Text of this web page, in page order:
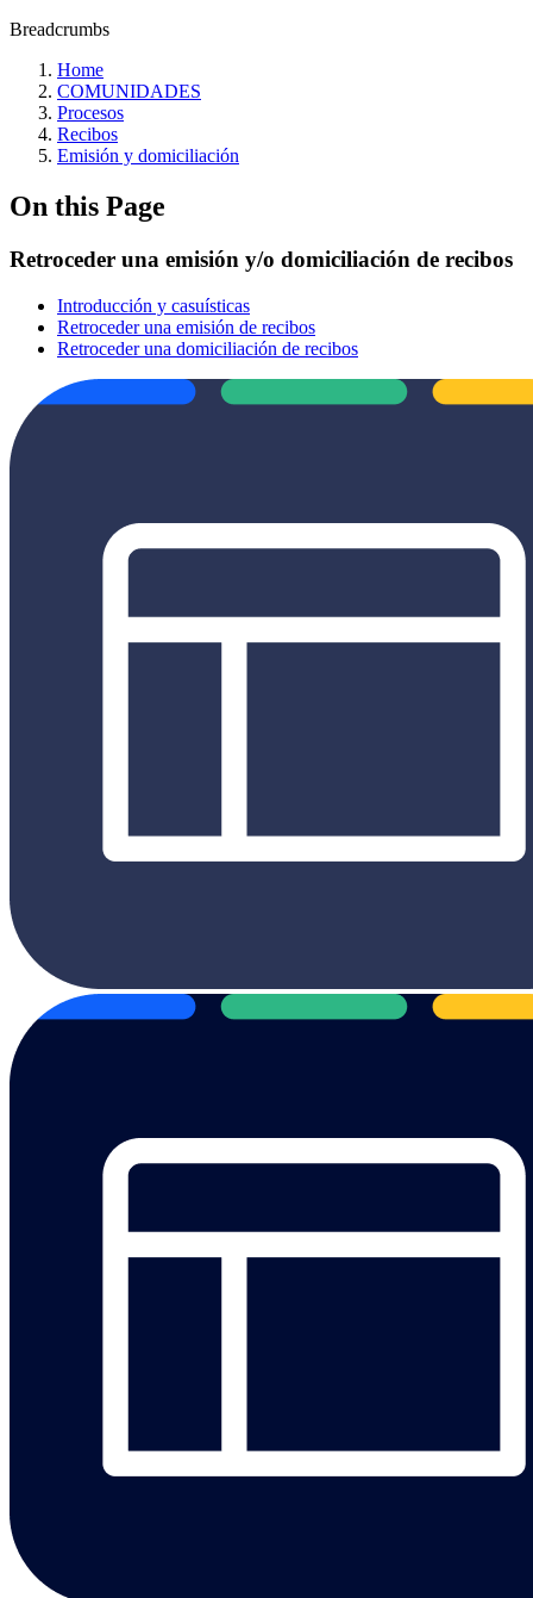
Breadcrumbs
Home
COMUNIDADES
Procesos
Recibos
Emisión y domiciliación
On this Page
Retroceder una emisión y/o domiciliación de recibos
Introducción y casuísticas
Retroceder una emisión de recibos
Retroceder una domiciliación de recibos